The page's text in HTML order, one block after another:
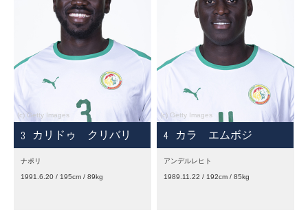
3 カリドゥ クリバリ
ナポリ
1991.6.20 / 195cm / 89kg
4 カラ エムボジ
アンデルレヒト
1989.11.22 / 192cm / 85kg